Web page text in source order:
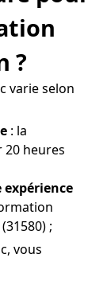
?
varie selon
: la
heures
;
vous